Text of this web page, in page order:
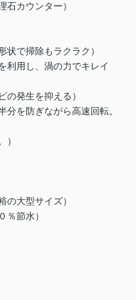
石カウンター）
状で掃除もラクラク）
利用し、渦の力でキレイ
の発生を抑える）
分を防ぎながら高速回転。
）
の大型サイズ）
％節水）